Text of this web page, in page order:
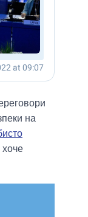
на
хоче